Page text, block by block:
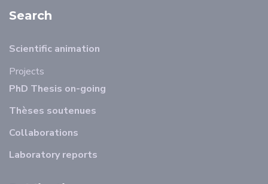
Search
Scientific animation
Projects
PhD Thesis on-going
Thèses soutenues
Collaborations
Laboratory reports